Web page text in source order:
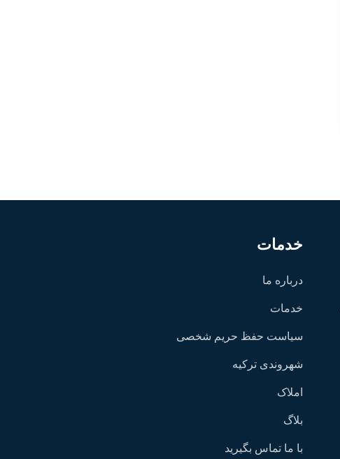
خدمات
درباره ما
خدمات
سیاست حفظ حریم شخصی
شهروندی ترکیه
املاک
بلاگ
با ما تماس بگیرید